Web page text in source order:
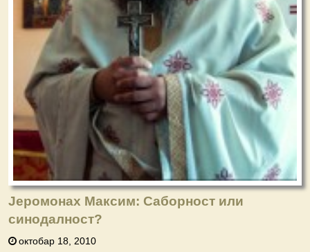
Јеромонах Максим: Саборност или
синодалност?
октобар 18, 2010